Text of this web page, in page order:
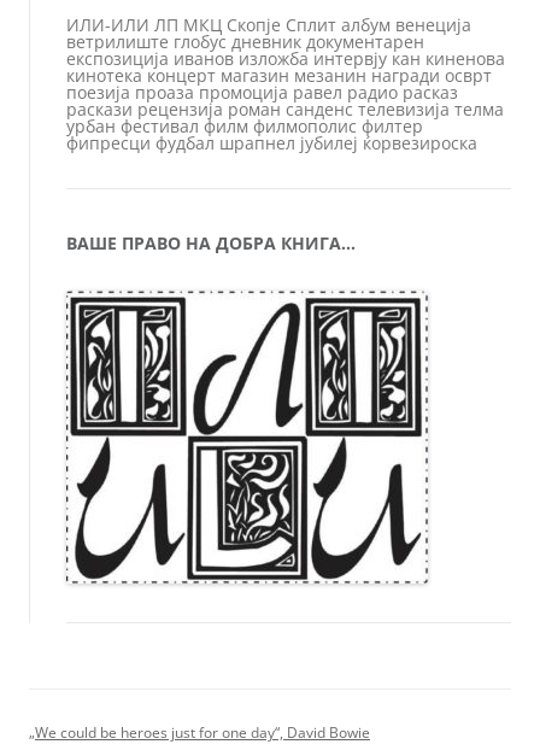
ИЛИ-ИЛИ ЛП МКЦ Скопје Сплит албум венеција
ветрилиште глобус дневник документарен
експозиција иванов изложба интервју кан киненова
кинотека концерт магазин мезанин награди осврт
поезија проаза промоција равел радио расказ
раскази рецензија роман санденс телевизија телма
урбан фестивал филм филмополис филтер
фипресци фудбал шрапнел јубилеј ќорвезироска
ВАШЕ ПРАВО НА ДОБРА КНИГА…
„We could be heroes just for one day“, David Bowie